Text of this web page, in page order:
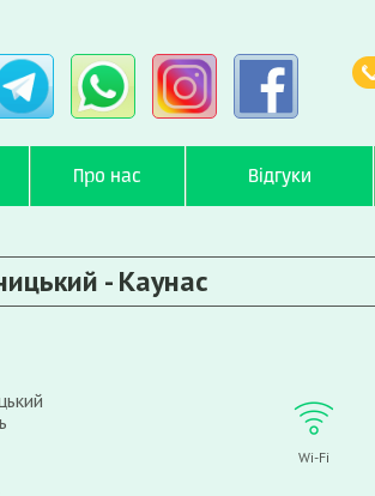
Про нас Відгуки
- Каунас
Wi-Fi